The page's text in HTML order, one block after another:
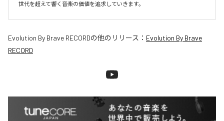
世代を超えて響く音楽の価値を追求していきます。
Evolution By Brave RECORDの他のリリース： Evolution By Brave
RECORD